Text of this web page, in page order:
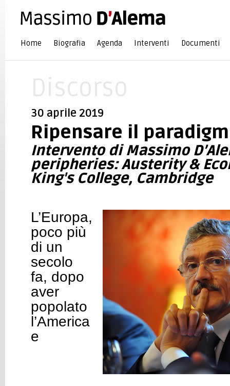
Home Biografia Agenda Interventi Documenti
30 aprile 2019
Ripensare il
Intervento di Massimo
peripheries: Austerity &
King's College, Cambridge
L’Europa,
poco più
di un
secolo
fa, dopo
aver
popolato
l’America
e